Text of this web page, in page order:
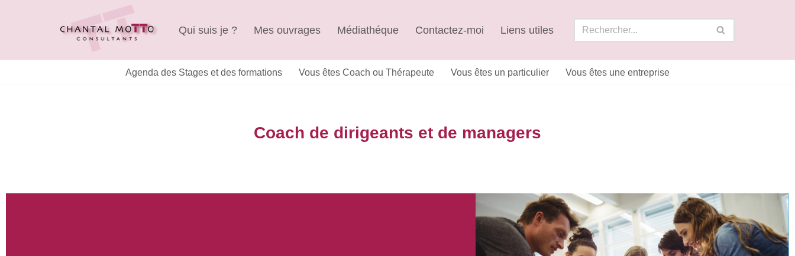
Qui suis je ? Mes ouvrages Médiathéque Contactez-moi Liens utiles
Agenda des Stages et des formations Vous êtes Coach ou Thérapeute Vous êtes un particulier Vous êtes une entreprise
Coach de dirigeants et de managers